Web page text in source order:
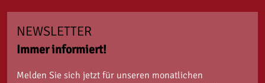
NEWSLETTER
Immer informiert!
Melden Sie sich jetzt für unseren monatlichen